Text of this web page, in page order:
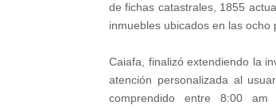
de fichas catastrales, 1855
inmuebles ubicados en las ocho
Caiafa, finalizó extendiendo la
atención personalizada al
comprendido entre 8:00